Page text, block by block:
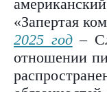
«Запертая
2025 год–
отношении